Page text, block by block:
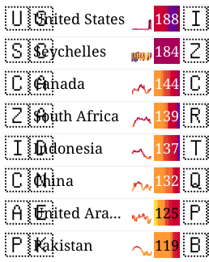
🇺🇸 188
United States
🇸🇨 184
Seychelles
🇨🇦 144
Canada
🇿🇦 139
South Africa
🇮🇩 137
Indonesia
🇨🇳 132
China
🇦🇪 125
United Arab Emirates
🇵🇰 119
Pakistan